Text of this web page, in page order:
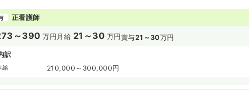
選択について、患者さんの意思を最大限に尊重します。検査や治療を受ける
外の医師に意見を求めるセカンドオピニオンを尊重します。
情報・プライバシーを保護します。
の個人情報やプライバシーは厳格に保護します。
正看護師
～390 万円 月給 21～30 万円賞与21～30万円
訳
給 210,000～300,000円